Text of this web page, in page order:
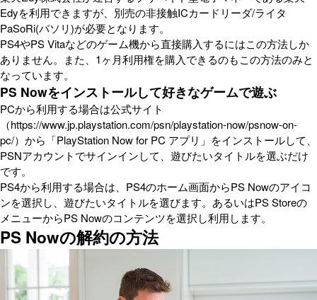
Edyを利用できますが、別売の非接触ICカードリーダ/ライタ
PaSoRi(パソリ)が必要となります。
PS4やPS Vitaなどのゲーム機から直接購入するにはこの方法しか
ありません。また、1ヶ月利用権を購入できるのもこの方法のみと
なっています。
PS Nowをインストールして好きなゲームで遊ぶ
PCから利用する場合は公式サイト
（https://www.jp.playstation.com/psn/playstation-now/psnow-on-
pc/）から「PlayStation Now for PC アプリ」をインストールして、
PSNアカウントでサインインして、遊びたいタイトルを選ぶだけ
です。
PS4から利用する場合は、PS4のホーム画面からPS Nowのアイコ
ンを選択し、遊びたいタイトルを選びます。あるいはPS Storeの
メニューからPS Nowのコンテンツを選択し利用します。
PS Nowの解約の方法